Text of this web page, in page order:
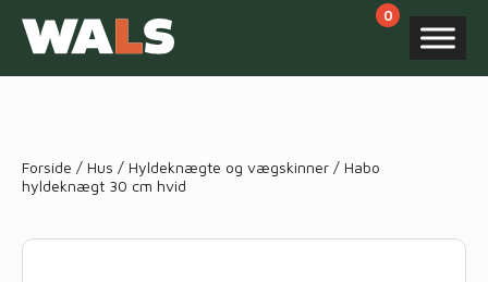
Forside / Hus / Hyldeknægte og vægskinner / Habo
hyldeknægt 30 cm hvid